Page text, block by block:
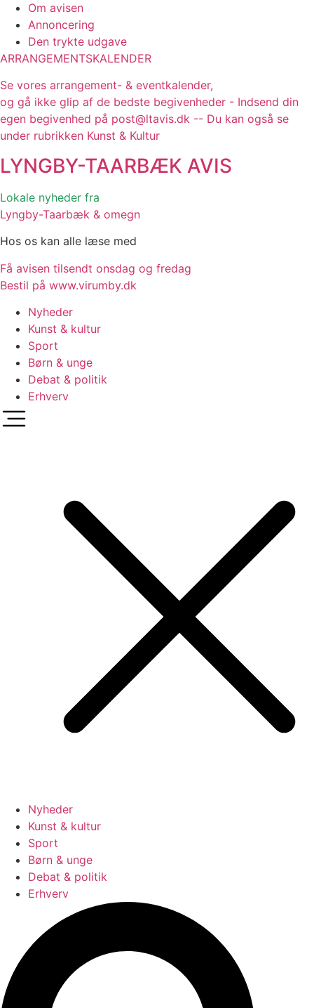
Om avisen
Annoncering
Den trykte udgave
ARRANGEMENTSKALENDER
Se vores arrangement- & eventkalender,
og gå ikke glip af de bedste begivenheder - Indsend din
egen begivenhed på post@ltavis.dk -- Du kan også se
under rubrikken Kunst & Kultur
LYNGBY-TAARBÆK AVIS
Lokale nyheder fra
Lyngby-Taarbæk & omegn
Hos os kan alle læse med
Få avisen tilsendt onsdag og fredag
Bestil på www.virumby.dk
Nyheder
Kunst & kultur
Sport
Børn & unge
Debat & politik
Erhverv
Nyheder
Kunst & kultur
Sport
Børn & unge
Debat & politik
Erhverv